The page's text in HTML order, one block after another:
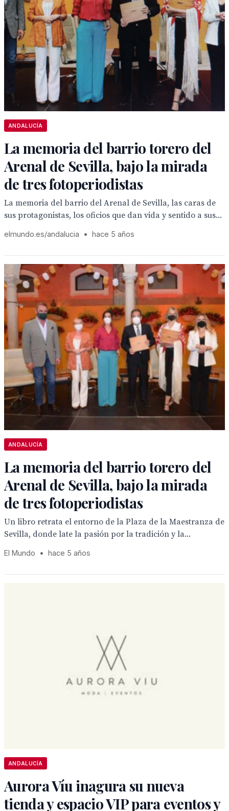
ANDALUCÍA
La memoria del barrio torero del
Arenal de Sevilla, bajo la mirada
de tres fotoperiodistas
La memoria del barrio del Arenal de Sevilla, las caras de
sus protagonistas, los oficios que dan vida y sentido a sus...
elmundo.es/andalucia • hace 5 años
ANDALUCÍA
La memoria del barrio torero del
Arenal de Sevilla, bajo la mirada
de tres fotoperiodistas
Un libro retrata el entorno de la Plaza de la Maestranza de
Sevilla, donde late la pasión por la tradición y la...
El Mundo • hace 5 años
ANDALUCÍA
Aurora Víu inagura su nueva
tienda y espacio VIP para eventos y